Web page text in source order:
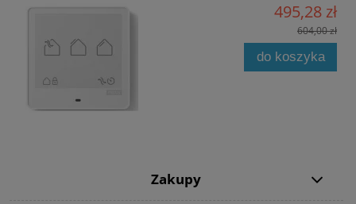
495,28 zł
604,00 zł
do koszyka
Zakupy